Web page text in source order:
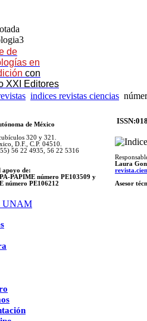
de
en
con
XXI Editores
indices revistas ciencias
de México
320 y 321.
D.F., C.P. 04510.
56 22 4935, 56 22 5316
apoyo de:
PAPIME número PE103509 y
número PE106212
Laura
Asesor